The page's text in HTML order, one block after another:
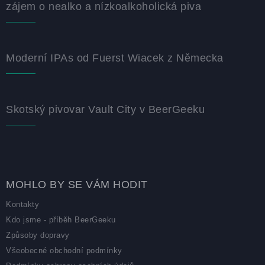
zájem o nealko a nízkoalkoholická piva
Moderní IPAs od Fuerst Wiacek z Německa
Skotský pivovar Vault City v BeerGeeku
MOHLO BY SE VÁM HODIT
Kontakty
Kdo jsme - příběh BeerGeeku
Způsoby dopravy
Všeobecné obchodní podmínky